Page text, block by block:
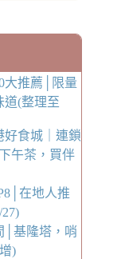
大推薦│限量
道(整理至
好食城｜連鎖
午茶，買伴
在地人推
│基隆塔，哨
)